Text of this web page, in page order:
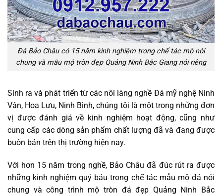
Đá Bảo Châu có 15 năm kinh nghiệm trong chế tác mộ nói
chung và mẫu mộ tròn đẹp Quảng Ninh Bắc Giang nói riêng
Sinh ra và phát triển từ các nôi làng nghề Đá mỹ nghệ Ninh
Vân, Hoa Lưu, Ninh Bình, chúng tôi là một trong những đơn
vị được đánh giá về kinh nghiệm hoạt động, cũng như
cung cấp các dòng sản phẩm chất lượng đã và đang được
buôn bán trên thị trường hiện nay.
Với hơn 15 năm trong nghề, Bảo Châu đã đúc rút ra được
những kinh nghiệm quý báu trong chế tác mẫu mộ đá nói
chung và công trình mộ tròn đá đẹp Quảng Ninh Bắc